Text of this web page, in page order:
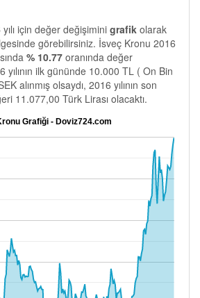
yılı için değer değişimini grafik olarak
görebilirsiniz. İsveç Kronu 2016
% 10.77 oranında değer
yılının ilk gününde 10.000 TL ( On Bin
alınmış olsaydı, 2016 yılının son
11.077,00 Türk Lirası olacaktı.
Grafiği - Doviz724.com